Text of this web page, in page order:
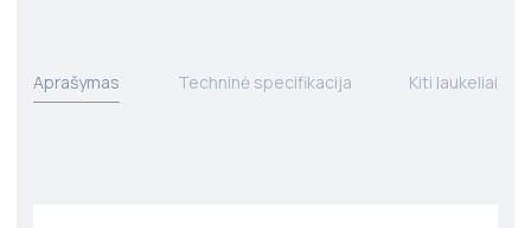
Aprašymas Techninė specifikacija Kiti laukeliai